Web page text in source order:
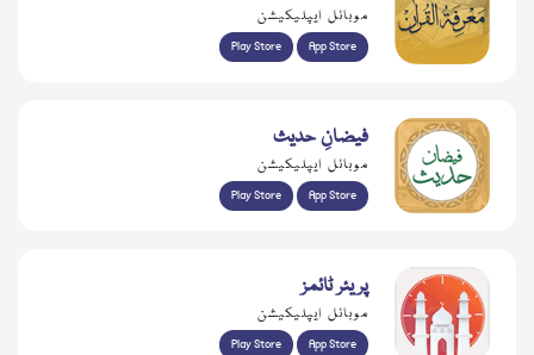
موبائل ایپلیکیشن
Play Store App Store
فیضانِ حدیث
موبائل ایپلیکیشن
Play Store App Store
پریئر ٹائمز
موبائل ایپلیکیشن
Play Store App Store